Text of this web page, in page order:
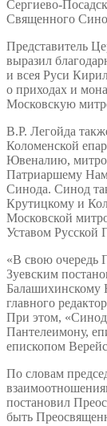
Сергиево-
Священного
Представитель
выразил
и всея Руси
о приходах и
Московскую
В.Р. Легойда
Коломенской
Ювеналию,
Патриаршему
Синода. Синод
Крутицкому и
Московской
Уставом Русской
«В свою очередь
Зуевским
Балашихинскому
главного
При этом,
Пантелеимону,
епископом
По словам
постановил
быть